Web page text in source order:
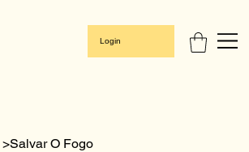
Login
>Salvar O Fogo